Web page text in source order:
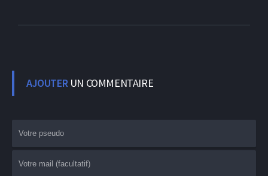
AJOUTERUN COMMENTAIRE